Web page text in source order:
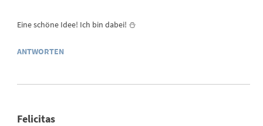
Eine schöne Idee! Ich bin dabei! ⛄
ANTWORTEN
Felicitas